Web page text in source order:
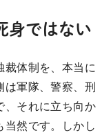
身ではない
体制を、本当に
は軍隊、警察、刑
、それに立ち向か
当然です。しかし